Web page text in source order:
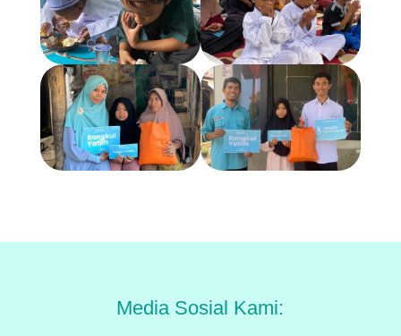
Media Sosial Kami: